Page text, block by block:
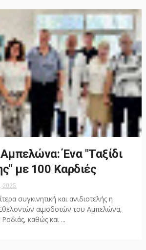
Ένα "Ταξίδι
με 100 Καρδιές
2025
συγκινητική και ανιδιοτελής η
αιμοδοτών του Αμπελώνα,
καθώς και ...